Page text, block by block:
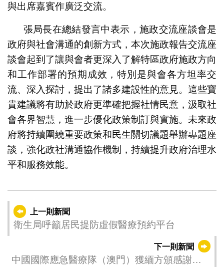
與出席嘉賓作廣泛交流。
張局長在總結發言中表示，施政交流座談會是
政府與社會溝通的創新方式，本次施政報告交流座
談會起到了讓與會者更深入了解特區政府施政方向
和工作部署的預期成效，特別是與會各方坦率交
流、深入探討，提出了諸多建設性的意見。這些寶
貴建議將有助於政府更準確把握社情民意，汲取社
會各界智慧，進一步優化政策制訂與實施。未來政
府將持續圍繞重要政策和民生關切議題舉辦專題座
談，強化政社溝通協作機制，持續提升政府治理水
平和服務效能。
上一則新聞
衛生局呼籲居民提防虛假醫療預約平台
下一則新聞
中國國際應急醫療隊（澳門）獲緬方頒感謝信